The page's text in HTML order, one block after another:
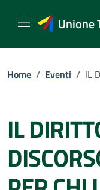
Unione
Home / Eventi /
IL